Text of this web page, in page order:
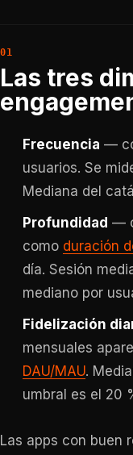
Las tres
Frecuencia —
usuarios. Se
Mediana del
Profundidad —
como duración
día. Sesión
mediano por
Fidelización
mensuales
DAU/MAU.
umbral es el 20
Las apps con buen